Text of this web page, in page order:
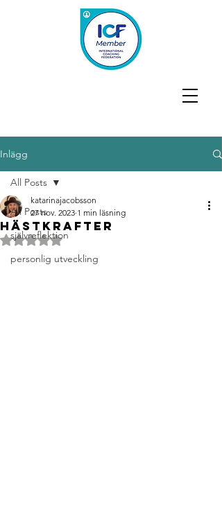
Inlägg
All Posts
självreflektion
personlig utveckling
All Posts
Hästkrafter
katarinajacobsson
27 nov. 2023 1 min läsning
Betygsatt till NaN av 5 stjärnor.